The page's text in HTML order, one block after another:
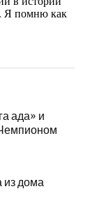
ада» и
из дома